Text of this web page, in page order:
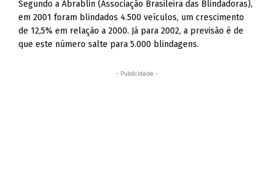
Segundo a Abrablin (Associação Brasileira das Blindadoras),
em 2001 foram blindados 4.500 veículos, um crescimento
de 12,5% em relação a 2000. Já para 2002, a previsão é de
que este número salte para 5.000 blindagens.
- Publicidade -